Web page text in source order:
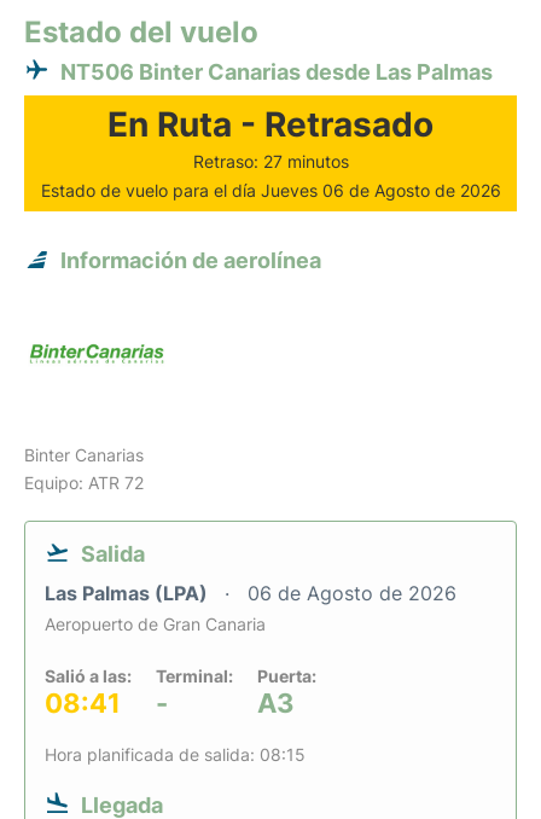
Estado del vuelo
NT506 Binter Canarias desde Las Palmas
En Ruta - Retrasado
Retraso: 27 minutos
Estado de vuelo para el día Jueves 06 de Agosto de 2026
Información de aerolínea
Binter Canarias
Equipo: ATR 72
Salida
Las Palmas (LPA) 06 de Agosto de 2026
Aeropuerto de Gran Canaria
Salió a las:
08:41
Terminal:
-
Puerta:
A3
Hora planificada de salida: 08:15
Llegada